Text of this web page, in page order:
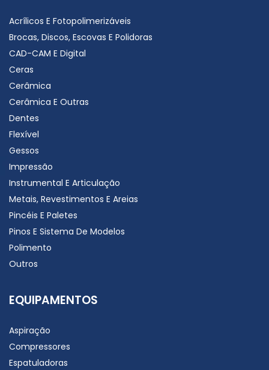
Acrílicos E Fotopolimerizáveis
Brocas, Discos, Escovas E Polidoras
CAD-CAM E Digital
Ceras
Cerâmica
Cerâmica E Outras
Dentes
Flexível
Gessos
Impressão
Instrumental E Articulação
Metais, Revestimentos E Areias
Pincéis E Paletes
Pinos E Sistema De Modelos
Polimento
Outros
EQUIPAMENTOS
Aspiração
Compressores
Espatuladoras